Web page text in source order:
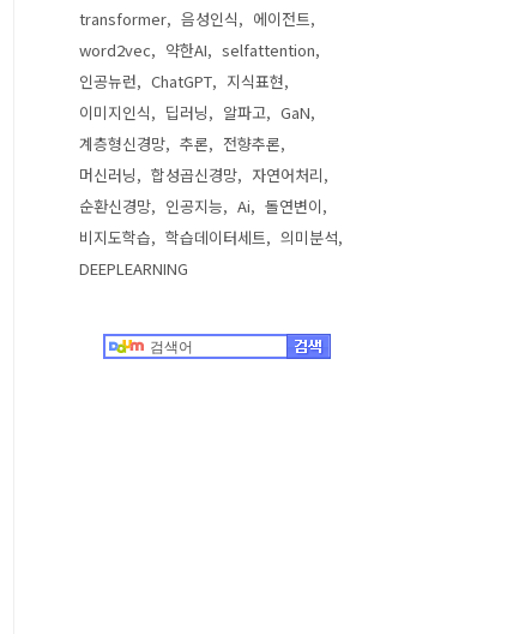
transformer
음성인식
에이전트
word2vec
약한AI
selfattention
인공뉴런
ChatGPT
지식표현
이미지인식
딥러닝 알파고
GaN
계층형신경망
추론
전향추론
머신러닝
합성곱신경망
자연어처리
순환신경망
인공지능 Ai
돌연변이
비지도학습
학습데이터세트
의미분석
DEEPLEARNING